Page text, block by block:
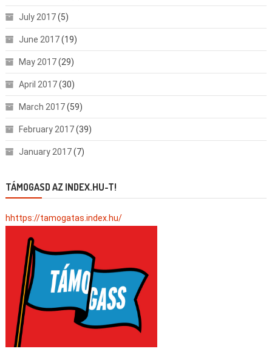
July 2017(5)
June 2017(19)
May 2017(29)
April 2017(30)
March 2017(59)
February 2017(39)
January 2017(7)
TÁMOGASD AZ INDEX.HU-T!
hhttps://tamogatas.index.hu/